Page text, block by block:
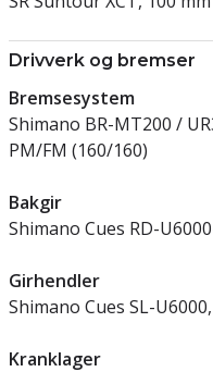
Drivverk og bremser
Bremsesystem
Shimano BR-MT200 /
PM/FM (160/160)
Bakgir
Shimano Cues RD-
Girhendler
Shimano Cues SL-
Kranklager